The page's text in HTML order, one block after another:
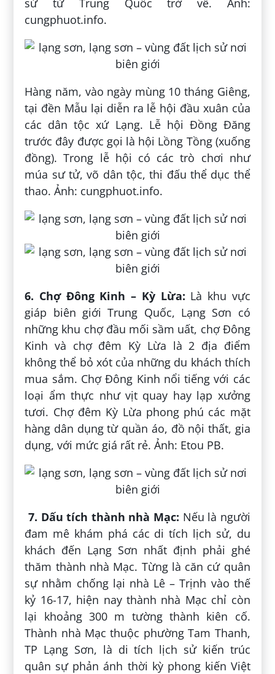
cungphuot.info.
Hàng năm, vào ngày mùng 10 tháng Giêng,
tại đền Mẫu lại diễn ra lễ hội đầu xuân của
các dân tộc xứ Lạng. Lễ hội Đồng Đăng
trước đây được gọi là hội Lồng Tồng (xuống
đồng). Trong lễ hội có các trò chơi như
múa sư tử, võ dân tộc, thi đấu thể dục thể
thao. Ảnh: cungphuot.info.
6. Chợ Đông Kinh – Kỳ Lừa: Là khu vực
giáp biên giới Trung Quốc, Lạng Sơn có
những khu chợ đầu mối sầm uất, chợ Đông
Kinh và chợ đêm Kỳ Lừa là 2 địa điểm
không thể bỏ xót của những du khách thích
mua sắm. Chợ Đông Kinh nổi tiếng với các
loại ẩm thực như vịt quay hay lạp xưởng
tươi. Chợ đêm Kỳ Lừa phong phú các mặt
hàng dân dụng từ quần áo, đồ nội thất, gia
dụng, với mức giá rất rẻ. Ảnh: Etou PB.
7. Dấu tích thành nhà Mạc: Nếu là người
đam mê khám phá các di tích lịch sử, du
khách đến Lạng Sơn nhất định phải ghé
thăm thành nhà Mạc. Từng là căn cứ quân
sự nhằm chống lại nhà Lê – Trịnh vào thế
kỷ 16-17, hiện nay thành nhà Mạc chỉ còn
lại khoảng 300 m tường thành kiên cố.
Thành nhà Mạc thuộc phường Tam Thanh,
TP Lạng Sơn, là di tích lịch sử kiến trúc
quân sự phản ánh thời kỳ phong kiến Việt